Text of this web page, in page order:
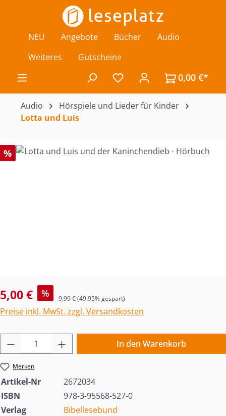
Zum Hauptinhalt springen
NEU Angebote Bücher
Audio
Weiteres
Gutscheine
Du hast 0 Produkte auf
0,00 €*
Audio
Hörspiele und Lieder für Kinder
Lotta und Luis
%
Bildergalerie überspringen
Verkaufspreis:
5,00 € % Regulärer Preis:
9,99 €(49.95% gespart)
Preise inkl. MwSt. zzgl. Versandkosten
Produkt Anzahl: Gib den gewünschten
In den Warenkorb
Merken
Artikel-Nr
2672034
ISBN
978-3-95568-527-0
Verlag
Bibellesebund